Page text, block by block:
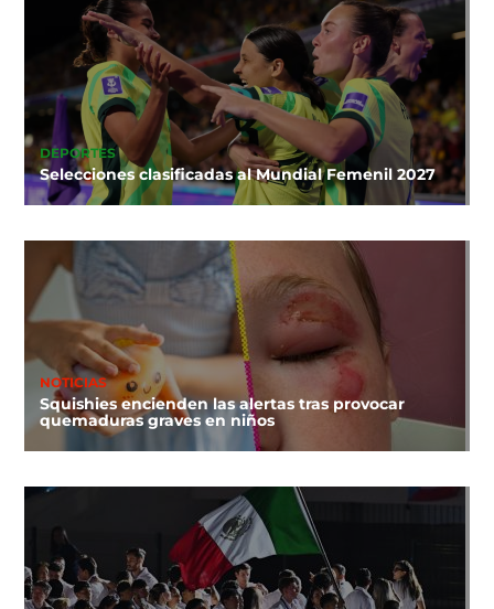
DEPORTES
Selecciones clasificadas al Mundial Femenil 2027
NOTICIAS
Squishies encienden las alertas tras provocar
quemaduras graves en niños